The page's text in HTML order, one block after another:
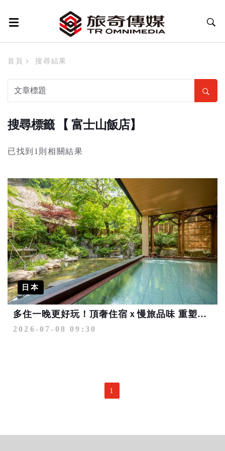
首頁 搜尋結果
搜尋標籤 【 富士山飯店】
已找到1則相關結果
日本
多住一晚更好玩！頂奢住宿ｘ慢旅品味 重塑日本高端旅遊新樣貌
2026-07-08 09:30
1